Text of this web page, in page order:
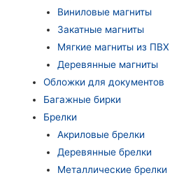
Виниловые магниты
Закатные магниты
Мягкие магниты из ПВХ
Деревянные магниты
Обложки для документов
Багажные бирки
Брелки
Акриловые брелки
Деревянные брелки
Металлические брелки